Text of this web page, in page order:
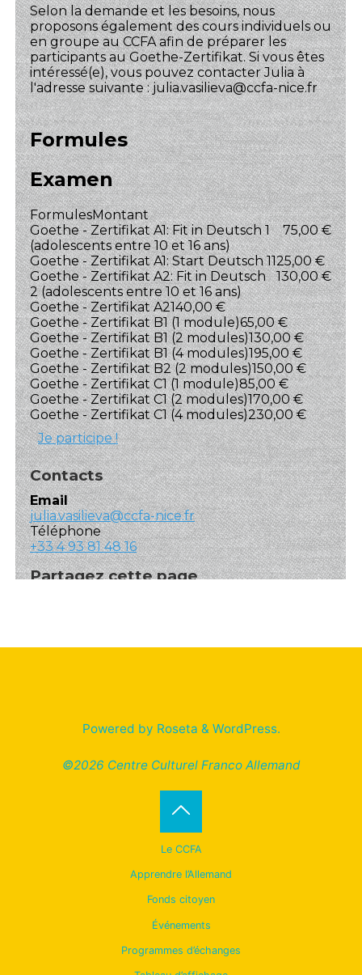
Powered by Roseta & WordPress.
©2026 Centre Culturel Franco Allemand
Le CCFA
Apprendre l’Allemand
Fonds citoyen
Événements
Programmes d’échanges
Back
to
Top